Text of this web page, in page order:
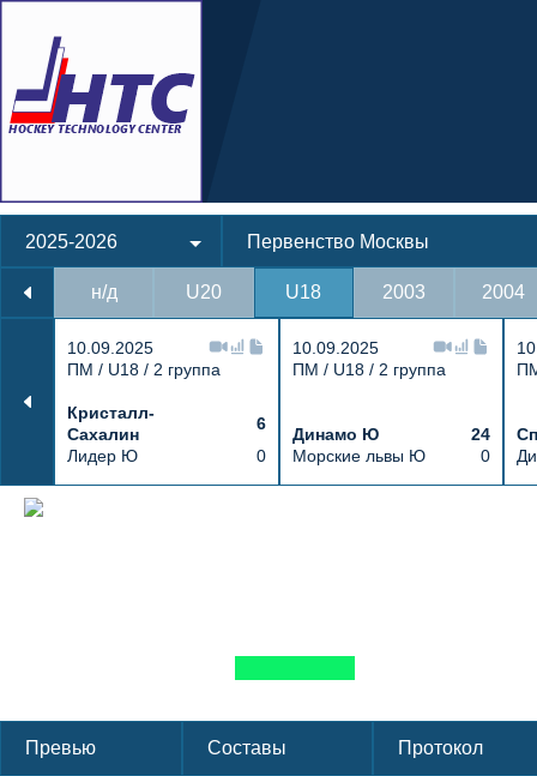
2025-2026 Первенство Москвы
н/д U20 U18 2003 2004
10.09.2025
ПМ / U18 / 2 группа
Кристалл-
Сахалин
6
Лидер Ю
0
10.09.2025
ПМ / U18 / 2 группа
Динамо Ю
24
Морские львы Ю
0
Протокол и события матча Атлант Ю
Превью Составы Протокол